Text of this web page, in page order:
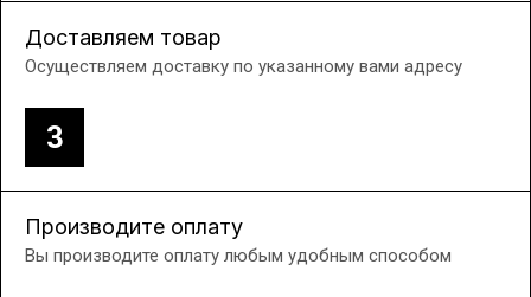
3
Доставляем товар
Осуществляем доставку по указанному вами адресу
Производите оплату
Вы производите оплату любым удобным способом